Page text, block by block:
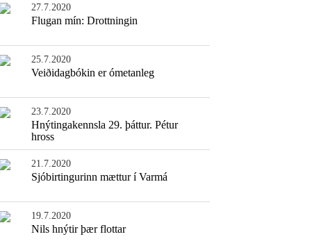
27.7.2020
Flugan mín: Drottningin
25.7.2020
Veiðidagbókin er ómetanleg
23.7.2020
Hnýtingakennsla 29. þáttur. Pétur
hross
21.7.2020
Sjóbirtingurinn mættur í Varmá
19.7.2020
Nils hnýtir þær flottar